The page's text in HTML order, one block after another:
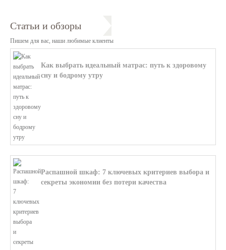
Статьи и обзоры
Пишем для вас, наши любимые клиенты
Как выбрать идеальный матрас: путь к здоровому
сну и бодрому утру
Распашной шкаф: 7 ключевых критериев выбора и
секреты экономии без потери качества